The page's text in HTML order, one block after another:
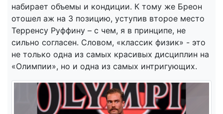
набирает объемы и кондиции. К тому же Бреон
отошел аж на 3 позицию, уступив второе место
Терренсу Руффину – с чем, я в принципе, не
сильно согласен. Словом, «классик физик» - это
не только одна из самых красивых дисциплин на
«Олимпии», но и одна из самых интригующих.